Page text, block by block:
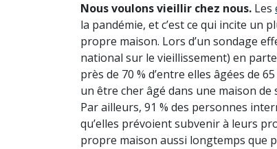
Nous voulons vieillir chez nous. Les
la pandémie, et c’est ce qui incite un
propre maison. Lors d’un sondage
national sur le vieillissement) en
près de 70 % d’entre elles âgées de
un être cher âgé dans une maison
Par ailleurs, 91 % des personnes
qu’elles prévoient subvenir à leurs
propre maison aussi longtemps que